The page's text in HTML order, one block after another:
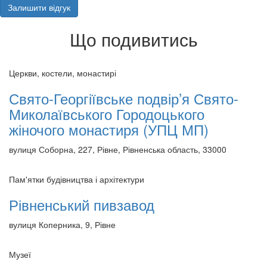
Залишити відгук
Що подивитись
Церкви, костели, монастирі
Свято-Георгіївське подвір’я Свято-
Миколаївського Городоцького
жіночого монастиря (УПЦ МП)
вулиця Соборна, 227, Рівне, Рівненська область, 33000
Пам'ятки будівництва і архітектури
Рівненський пивзавод
вулиця Коперника, 9, Рівне
Музеї